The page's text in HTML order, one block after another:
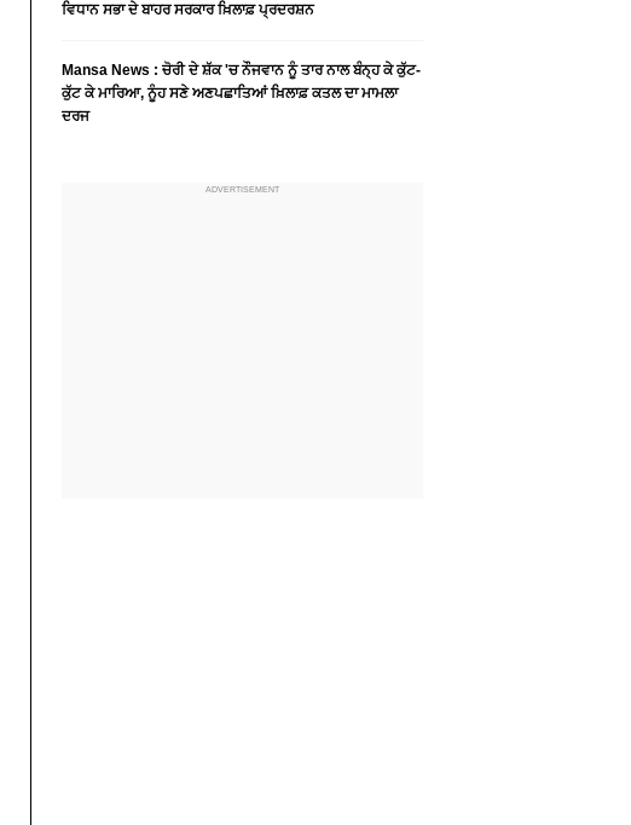
ਵਿਧਾਨ ਸਭਾ ਦੇ ਬਾਹਰ ਸਰਕਾਰ ਖ਼ਿਲਾਫ਼ ਪ੍ਰਦਰਸ਼ਨ
Mansa News : ਚੋਰੀ ਦੇ ਸ਼ੱਕ 'ਚ ਨੌਜਵਾਨ ਨੂੰ ਤਾਰ ਨਾਲ ਬੰਨ੍ਹ ਕੇ ਕੁੱਟ-
ਕੁੱਟ ਕੇ ਮਾਰਿਆ, ਨੂੰਹ ਸਣੇ ਅਣਪਛਾਤਿਆਂ ਖ਼ਿਲਾਫ਼ ਕਤਲ ਦਾ ਮਾਮਲਾ
ਦਰਜ